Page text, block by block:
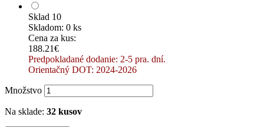
Sklad 10
Skladom: 0 ks
Cena za kus:
188.21€
Predpokladané dodanie: 2-5 pra. dní.
Orientačný DOT: 2024-2026
Množstvo
Na sklade: 32 kusov